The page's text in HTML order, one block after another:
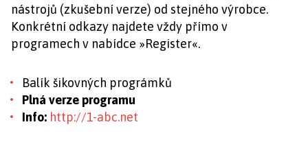
nástrojů (zkušební verze) od stejného výrobce.
Konkrétní odkazy najdete vždy přímo v
programech v nabídce »Register«.
Balík šikovných prográmků
Plná verze programu
Info: http://1-abc.net